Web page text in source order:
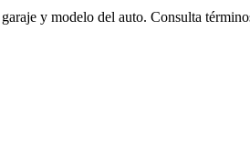
y modelo del auto. Consulta